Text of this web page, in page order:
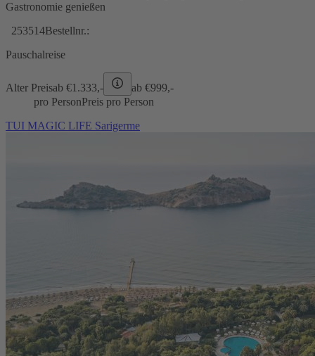
Gastronomie genießen
253514Bestellnr.:
Pauschalreise
Alter Preisab €1.333,- ab €999,-
pro PersonPreis pro Person
TUI MAGIC LIFE Sarigerme